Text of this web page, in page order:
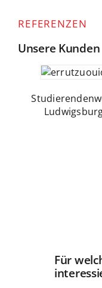
REFERENZEN
Unsere Kunden
Für